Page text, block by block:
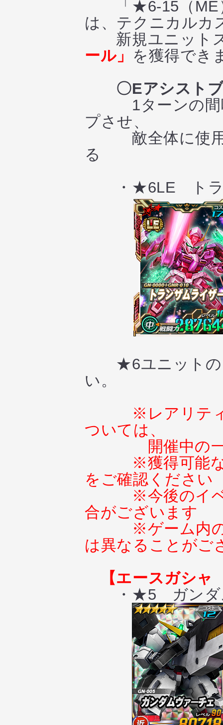
「★6-15（ME）
は、テクニカルカ
新規ユニット
ール」 を獲得でき
〇Eアシスト
1ターンの間味
プさせ、
敵全体に使用す
る
・★6LE トラ
★6ユニットの
い。
※レアリテ
ついては、
開催中の
※獲得可能
をご確認ください
※今後のイ
合がございます
※ゲーム内
は異なることがご
【エースガシ
・★5 ガンダ